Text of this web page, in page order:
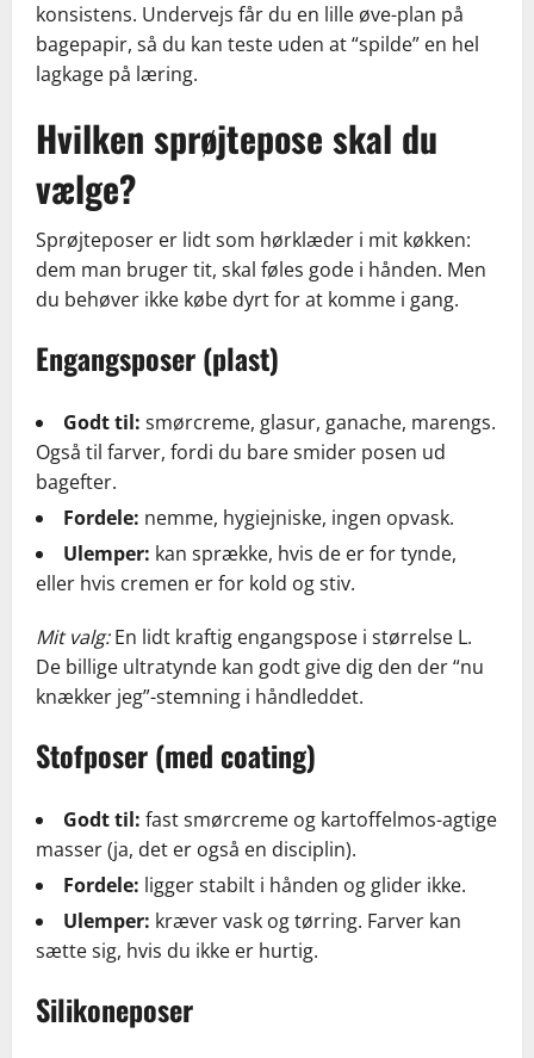
konsistens. Undervejs får du en lille øve-plan på
bagepapir, så du kan teste uden at “spilde” en hel
lagkage på læring.
Hvilken sprøjtepose skal du
vælge?
Sprøjteposer er lidt som hørklæder i mit køkken:
dem man bruger tit, skal føles gode i hånden. Men
du behøver ikke købe dyrt for at komme i gang.
Engangsposer (plast)
Godt til: smørcreme, glasur, ganache, marengs.
Også til farver, fordi du bare smider posen ud
bagefter.
Fordele: nemme, hygiejniske, ingen opvask.
Ulemper: kan sprække, hvis de er for tynde,
eller hvis cremen er for kold og stiv.
Mit valg:En lidt kraftig engangspose i størrelse L.
De billige ultratynde kan godt give dig den der “nu
knækker jeg”-stemning i håndleddet.
Stofposer (med coating)
Godt til: fast smørcreme og kartoffelmos-agtige
masser (ja, det er også en disciplin).
Fordele: ligger stabilt i hånden og glider ikke.
Ulemper: kræver vask og tørring. Farver kan
sætte sig, hvis du ikke er hurtig.
Silikoneposer